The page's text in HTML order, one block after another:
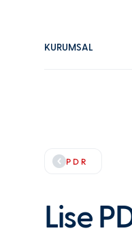
KURUMSAL
PDR
Lise